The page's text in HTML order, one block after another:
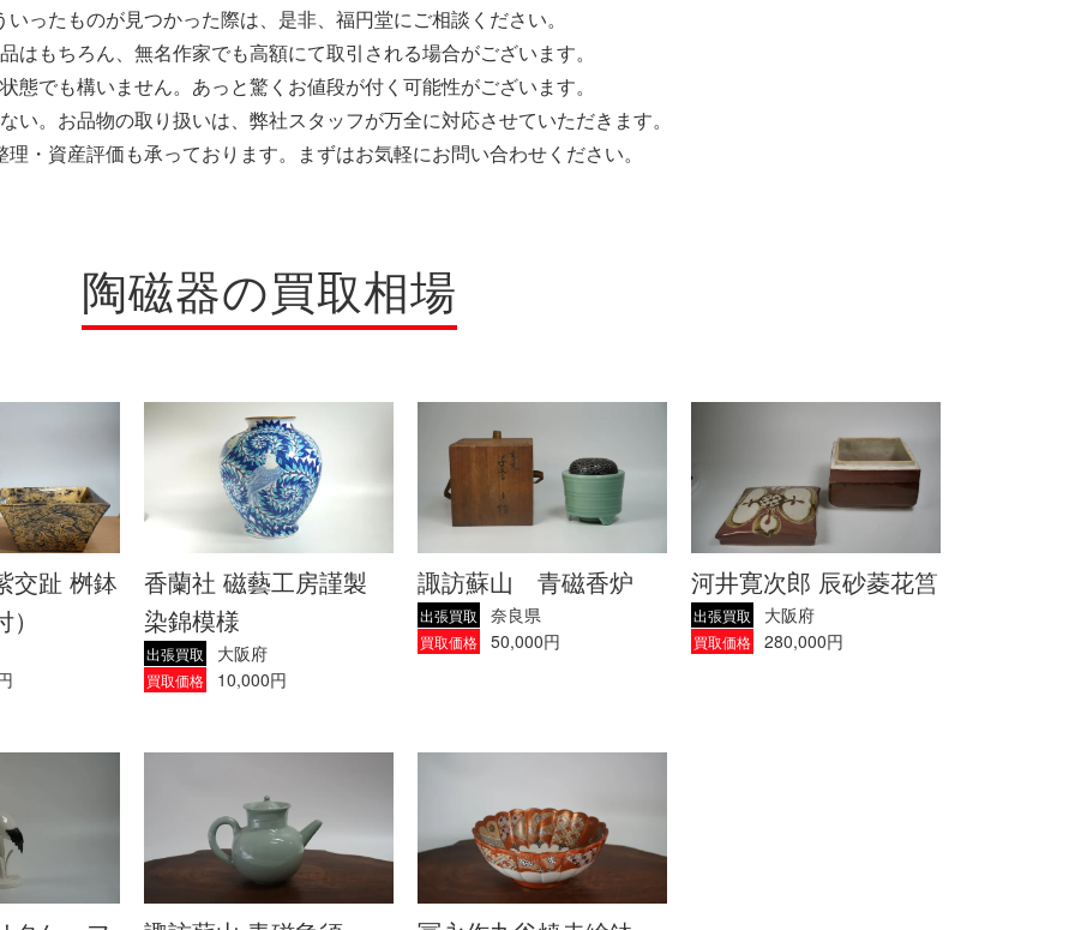
いったものが見つかった際は、是非、福円堂にご相談ください。
はもちろん、無名作家でも高額にて取引される場合がございます。
態でも構いません。あっと驚くお値段が付く可能性がございます。
い。お品物の取り扱いは、弊社スタッフが万全に対応させていただきます。
理・資産評価も承っております。まずはお気軽にお問い合わせください。
陶磁器の買取相場
趾 桝鉢
香蘭社 磁藝工房謹製
染錦模様
出張買取 大阪府
買取価格 10,000円
諏訪蘇山 青磁香炉
出張買取 奈良県
買取価格 50,000円
河井寛次郎 辰砂菱花筥
出張買取 大阪府
買取価格 280,000円